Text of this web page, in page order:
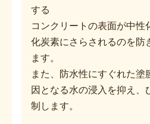
する
コンクリートの表面が中性
化炭素にさらされるのを防
ます。
また、防水性にすぐれた塗
因となる水の浸入を抑え、
制します。